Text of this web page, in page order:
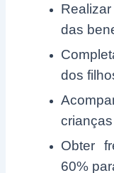
das
dos
Obter
60%